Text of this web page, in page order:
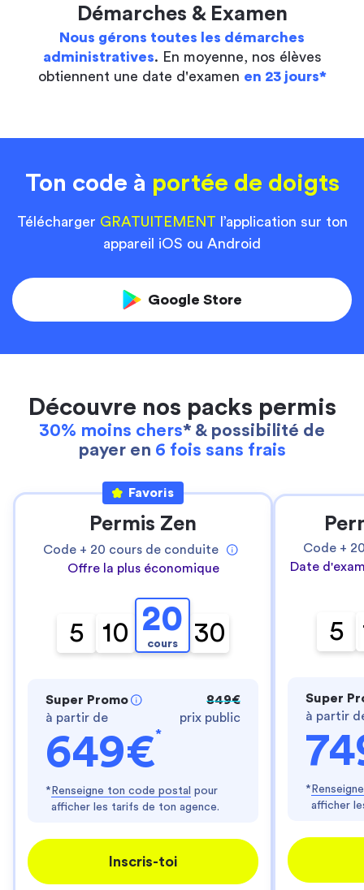
Démarches & Examen
Nous gérons toutes les démarches
administratives. En moyenne, nos élèves
obtiennent une date d'examen en 23 jours*
Ton code à portée de doigts
Télécharger GRATUITEMENT l’application sur ton
appareil iOS ou Android
Google Store
Découvre nos packs permis
30% moins chers* & possibilité de
payer en 6 fois sans frais
Favoris
Permis Zen
Code + 20 cours de conduite
Offre la plus économique
5 10 20
cours 30
Super Promo
à partir de
649€*
849€
prix public
* Renseigne ton code postal pour
afficher les tarifs de ton agence.
Inscris-toi
Code +
Date
5
Super
à partir
*
afficher